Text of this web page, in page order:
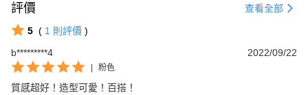
評價 查看全部
5 ( 1 則評價 )
b*********4
2022/09/22
| 粉色
質感超好！造型可愛！百搭！